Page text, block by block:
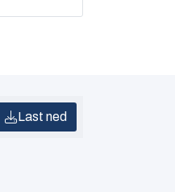
Last ned